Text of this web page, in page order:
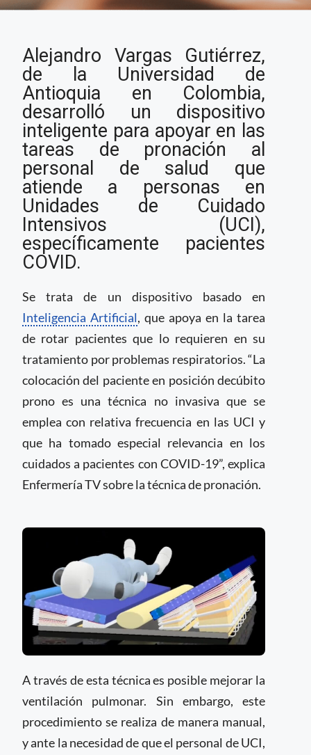
dispositivo inteligente
para apoyar a
personal de salud en
UCI
Alejandro Vargas Gutiérrez,
de la Universidad de
Antioquia en Colombia,
desarrolló un dispositivo
inteligente para apoyar en las
tareas de pronación al
personal de salud que
atiende a personas en
Unidades de Cuidado
Intensivos (UCI),
específicamente pacientes
COVID.
Se trata de un dispositivo basado en
Inteligencia Artificial, que apoya en la tarea
de rotar pacientes que lo requieren en su
tratamiento por problemas respiratorios. “La
colocación del paciente en posición decúbito
prono es una técnica no invasiva que se
emplea con relativa frecuencia en las UCI y
que ha tomado especial relevancia en los
cuidados a pacientes con COVID-19”, explica
Enfermería TV sobre la técnica de pronación.
A través de esta técnica es posible mejorar la
ventilación pulmonar. Sin embargo, este
procedimiento se realiza de manera manual,
y ante la necesidad de que el personal de UCI,